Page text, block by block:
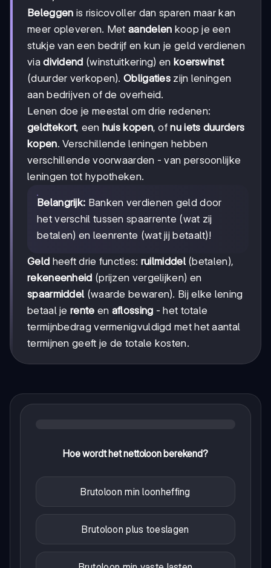
Beleggen is risicovoller dan sparen maar kan
meer opleveren. Metaandelen koop je een
stukje van een bedrijf en kun je geld verdienen
viadividend (winstuitkering) en koerswinst
(duurder verkopen).Obligaties zijn leningen
aan bedrijven of de overheid.
Lenen doe je meestal om drie redenen:
geldtekort, een huis kopen, ofnu iets duurders
kopen. Verschillende leningen hebben
verschillende voorwaarden - van persoonlijke
leningen tot hypotheken.
Belangrijk: Banken verdienen geld door
het verschil tussen spaarrente (wat zij
betalen) en leenrente (wat jij betaalt)!
Geld heeft drie functies: ruilmiddel(betalen),
rekeneenheid (prijzen vergelijken) en
spaarmiddel (waarde bewaren). Bij elke lening
betaal je rente en aflossing - het totale
termijnbedrag vermenigvuldigd met het aantal
termijnen geeft je de totale kosten.
Hoe wordt het nettoloon berekend?
Brutoloon min loonheffing
Brutoloon plus toeslagen